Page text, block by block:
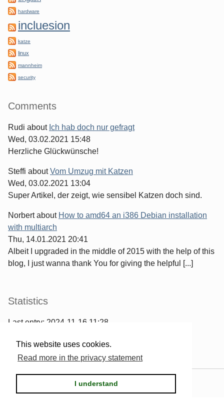
This website uses cookies.
Read more in the privacy statement
I understand
hardware
incluesion
katze
linux
mannheim
security
Comments
Rudi about Ich hab doch nur gefragt
Wed, 03.02.2021 15:48
Herzliche Glückwünsche!
Steffi aboutVom Umzug mit Katzen
Wed, 03.02.2021 13:04
Super Artikel, der zeigt, wie sensibel Katzen doch sind.
Norbertabout How to amd64 an i386 Debian installation
with multiarch
Thu, 14.01.2021 20:41
Albeit I upgraded in the middle of 2015 with the help of this
blog, I just wanna thank You for giving the helpful [...]
Statistics
Last entry: 2024-11-16 11:28
2567comments have been made
Serendipity & the theme.